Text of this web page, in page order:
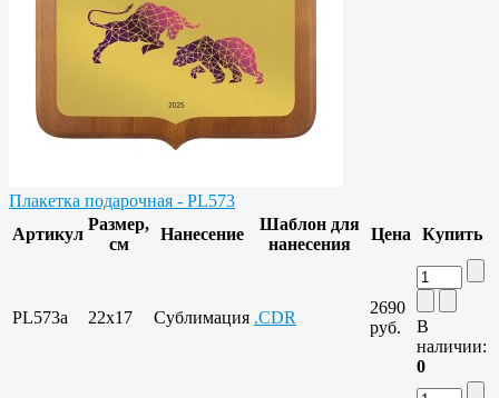
Плакетка подарочная - PL573
Артикул
Размер,
см
Нанесение
Шаблон для
нанесения
Цена Купить
PL573a 22x17 Сублимация .CDR
2690
руб.
В
наличии:
0